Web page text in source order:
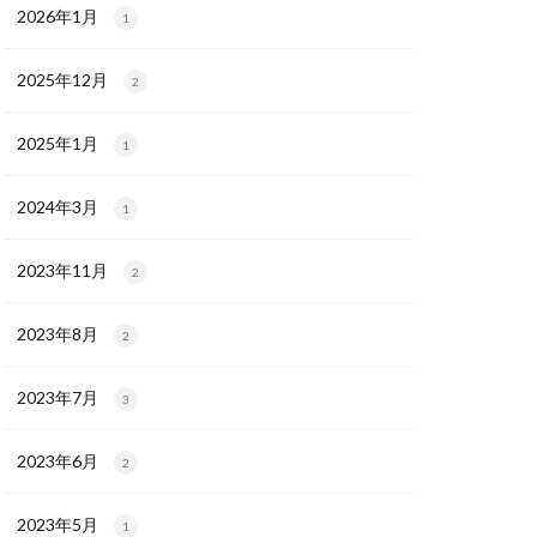
2026年1月 1
2025年12月 2
2025年1月 1
2024年3月 1
2023年11月 2
2023年8月 2
2023年7月 3
2023年6月 2
2023年5月 1